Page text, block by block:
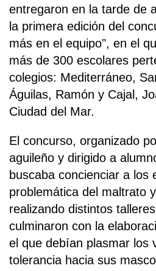
entregaron en la tarde de
la primera edición del
más en el equipo", en el
más de 300 escolares
colegios: Mediterráneo,
Águilas, Ramón y Cajal,
Ciudad del Mar.
El concurso, organizado
aguileño y dirigido a
buscaba concienciar a los
problemática del maltrato
realizando distintos
culminaron con la
el que debían plasmar los
tolerancia hacia sus